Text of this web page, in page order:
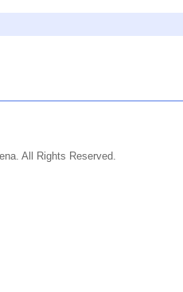
All Rights Reserved.